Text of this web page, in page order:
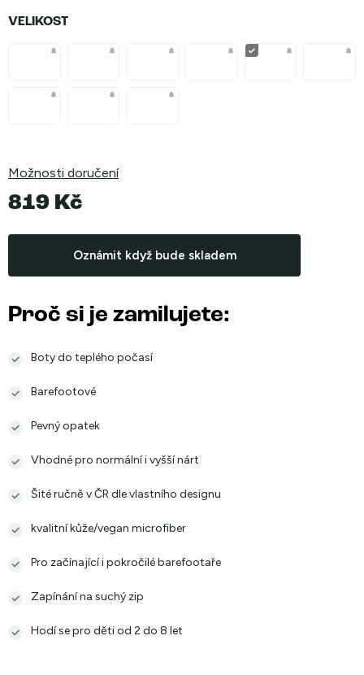
VELIKOST
Možnosti doručení
819 Kč
cena:
Oznámit když bude skladem
Proč si je zamilujete:
Boty do teplého počasí
Barefootové
Pevný opatek
Vhodné pro normální i vyšší nárt
Šité ručně v ČR dle vlastního designu
kvalitní kůže/vegan microfiber
Pro začínající i pokročilé barefootaře
Zapínání na suchý zip
Hodí se pro děti od 2 do 8 let